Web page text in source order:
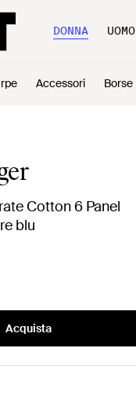
DONNA UOMO
Accessori Borse
Cotton 6 Panel
blu
Acquista